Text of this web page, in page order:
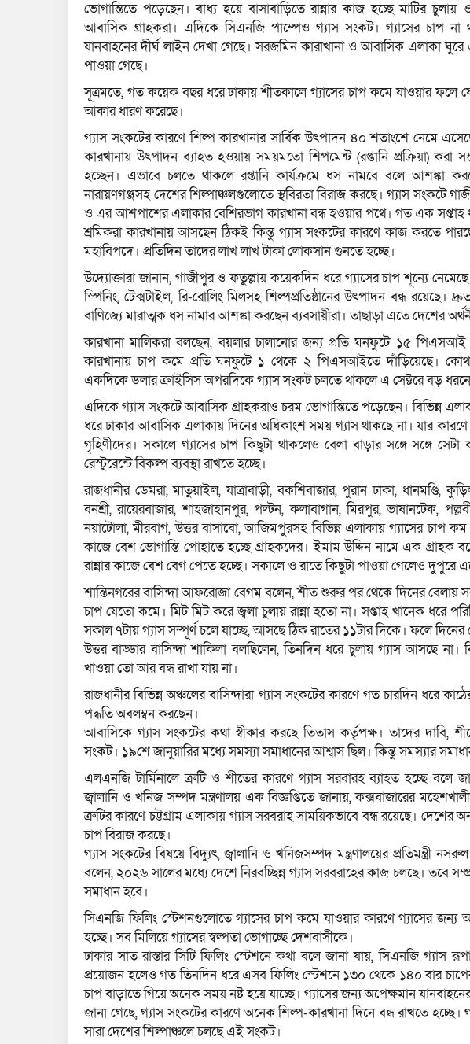
ভোগান্তিতে পড়েছেন। বাধ্য হয়ে বাসাবাড়িতে রান্নার কাজ হচ্ছে মাটির
আবাসিক গ্রাহকরা। এদিকে সিএনজি পাম্পেও গ্যাস সংকট। গ্যাসের চাপ না
যানবাহনের দীর্ঘ লাইন দেখা গেছে। সরজমিন কারাখানা ও আবাসিক এলাকা ঘুরে
পাওয়া গেছে।
সূত্রমতে, গত কয়েক বছর ধরে ঢাকায় শীতকালে গ্যাসের চাপ কমে যাওয়ার ফলে
আকার ধারণ করেছে।
গ্যাস সংকটের কারণে শিল্প কারখানার সার্বিক উৎপাদন ৪০ শতাংশে নেমে
কারখানায় উৎপাদন ব্যাহত হওয়ায় সময়মতো শিপমেন্ট (রপ্তানি প্রক্রিয়া) করা
হচ্ছেন। এভাবে চলতে থাকলে রপ্তানি কার্যক্রমে ধস নামবে বলে আশঙ্কা
নারায়ণগঞ্জসহ দেশের শিল্পাঞ্চলগুলোতে স্থবিরতা বিরাজ করছে। গ্যাস সংকটে
ও এর আশপাশের এলাকার বেশিরভাগ কারখানা বন্ধ হওয়ার পথে। গত এক
শ্রমিকরা কারখানায় আসছেন ঠিকই কিন্তু গ্যাস সংকটের কারণে কাজ করতে
মহাবিপদে। প্রতিদিন তাদের লাখ লাখ টাকা লোকসান গুনতে হচ্ছে।
উদ্যোক্তারা জানান, গাজীপুর ও ফতুল্লায় কয়েকদিন ধরে গ্যাসের চাপ শূন্যে
স্পিনিং, টেক্সটাইল, রি-রোলিং মিলসহ শিল্পপ্রতিষ্ঠানের উৎপাদন বন্ধ রয়েছে।
বাণিজ্যে মারাত্মক ধস নামার আশঙ্কা করছেন ব্যবসায়ীরা। তাছাড়া এতে দেশের
কারখানা মালিকরা বলছেন, বয়লার চালানোর জন্য প্রতি ঘনফুটে ১৫
কারখানায় চাপ কমে প্রতি ঘনফুটে ১ থেকে ২ পিএসআইতে দাঁড়িয়েছে।
একদিকে ডলার ক্রাইসিস অপরদিকে গ্যাস সংকট চলতে থাকলে এ সেক্টরে বড়
এদিকে গ্যাস সংকটে আবাসিক গ্রাহকরাও চরম ভোগান্তিতে পড়েছেন। বিভিন্ন
ধরে ঢাকার আবাসিক এলাকায় দিনের অধিকাংশ সময় গ্যাস থাকছে না। যার কারণে
গৃহিণীদের। সকালে গ্যাসের চাপ কিছুটা থাকলেও বেলা বাড়ার সঙ্গে সঙ্গে
রেস্টুরেন্টে বিকল্প ব্যবস্থা রাখতে হচ্ছে।
রাজধানীর ডেমরা, মাতুয়াইল, যাত্রাবাড়ী, বকশিবাজার, পুরান ঢাকা, ধানমণ্ডি,
বনশ্রী, রায়েরবাজার, শাহজাহানপুর, পল্টন, কলাবাগান, মিরপুর, ভাষানটেক,
নয়াটোলা, মীরবাগ, উত্তর বাসাবো, আজিমপুরসহ বিভিন্ন এলাকায় গ্যাসের চাপ
কাজে বেশ ভোগান্তি পোহাতে হচ্ছে গ্রাহকদের। ইমাম উদ্দিন নামে এক গ্রাহক
রান্নার কাজে বেশ বেগ পেতে হচ্ছে। সকালে ও রাতে কিছুটা পাওয়া গেলেও দুপুরে
শান্তিনগরের বাসিন্দা আফরোজা বেগম বলেন, শীত শুরুর পর থেকে দিনের বেলায়
চাপ যেতো কমে। মিট মিট করে জ্বলা চুলায় রান্না হতো না। সপ্তাহ খানেক ধরে
সকাল ৭টায় গ্যাস সম্পূর্ণ চলে যাচ্ছে, আসছে ঠিক রাতের ১১টার দিকে। ফলে দিনের
উত্তর বাড্ডার বাসিন্দা শাকিলা বলছিলেন, তিনদিন ধরে চুলায় গ্যাস আসছে না।
খাওয়া তো আর বন্ধ রাখা যায় না।
রাজধানীর বিভিন্ন অঞ্চলের বাসিন্দারা গ্যাস সংকটের কারণে গত চারদিন ধরে
পদ্ধতি অবলম্বন করছেন।
আবাসিকে গ্যাস সংকটের কথা স্বীকার করছে তিতাস কর্তৃপক্ষ। তাদের দাবি,
সংকট। ১৯শে জানুয়ারির মধ্যে সমস্যা সমাধানের আশ্বাস ছিল। কিন্তু সমস্যার
এলএনজি টার্মিনালে ত্রুটি ও শীতের কারণে গ্যাস সরবারহ ব্যাহত হচ্ছে বলে
জ্বালানি ও খনিজ সম্পদ মন্ত্রণালয় এক বিজ্ঞপ্তিতে জানায়, কক্সবাজারের
ত্রুটির কারণে চট্টগ্রাম এলাকায় গ্যাস সরবরাহ সাময়িকভাবে বন্ধ রয়েছে। দেশের
চাপ বিরাজ করছে।
গ্যাস সংকটের বিষয়ে বিদ্যুৎ, জ্বালানি ও খনিজসম্পদ মন্ত্রণালয়ের প্রতিমন্ত্রী
বলেন, ২০২৬ সালের মধ্যে দেশে নিরবচ্ছিন্ন গ্যাস সরবরাহের কাজ চলছে। তবে
সমাধান হবে।
সিএনজি ফিলিং স্টেশনগুলোতে গ্যাসের চাপ কমে যাওয়ার কারণে গ্যাসের জন্য
হচ্ছে। সব মিলিয়ে গ্যাসের স্বল্পতা ভোগাচ্ছে দেশবাসীকে।
ঢাকার সাত রাস্তার সিটি ফিলিং স্টেশনে কথা বলে জানা যায়, সিএনজি গ্যাস
প্রয়োজন হলেও গত তিনদিন ধরে এসব ফিলিং স্টেশনে ১৩০ থেকে ১৪০ বার
চাপ বাড়াতে গিয়ে অনেক সময় নষ্ট হয়ে যাচ্ছে। গ্যাসের জন্য অপেক্ষমান
জানা গেছে, গ্যাস সংকটের কারণে অনেক শিল্প-কারখানা দিনে বন্ধ রাখতে হচ্ছে।
সারা দেশের শিল্পাঞ্চলে চলছে এই সংকট।